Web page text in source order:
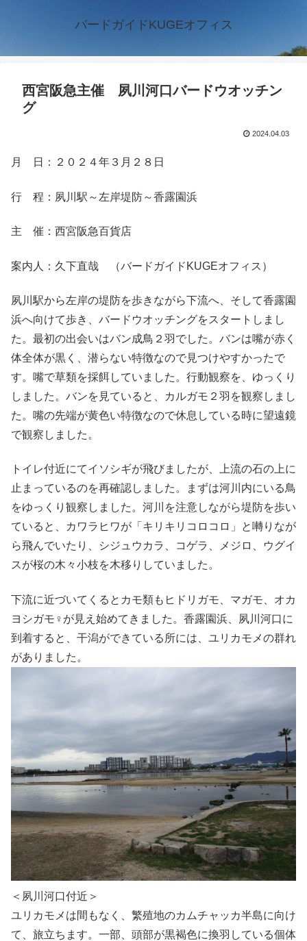
バードガイドKUGEオフィス
西宮阪急主催 夙川河口バードウオッチン
グ
2024.04.03
月 日：２０２４年３月２８日
行 程：夙川駅～左岸堤防～香露園浜
主 催：西宮阪急百貨店
案内人：久下直哉 （バードガイドKUGEオフィス）
夙川駅から左岸の堤防を歩きながら下流へ、そして香露園
浜へ向けて歩き、バードウオッチングをスタートしまし
た。最初の出会いはバン成鳥２羽でした。バンは嘴が赤く
体全体が黒く、潜らない特徴なので見つけやすかったで
す。嘴で草類を採餌していました。行動観察を、ゆっくり
しました。バンを見ていると、カルガモ２羽を観察しまし
た。嘴の先端が黄色い特徴なので休息している時に望遠鏡
で観察しました。
トイレ付近にてイソシギが飛びましたが、上流の石の上に
止まっているのを再確認しました。まずは河川内にいる鳥
をゆっくり観察しました。河川を注意しながら堤防を歩い
ていると、カワラヒワが「キリキリコロコロ」と囀りなが
ら飛んでいたり、シジュウカラ、コゲラ、メジロ、ウグイ
スが桜の木々小枝を木移りしていました。
下流に近づいてくるとカモ類もヒドリガモ、マガモ、オカ
ヨシガモ♀が見え始めてきました。香露園浜、夙川河口に
到着すると、干潟ができている所には、ユリカモメの群れ
がありました。
＜夙川河口付近＞
ユリカモメは間もなく、繁殖地のカムチャッカ半島に向け
て、旅立ちます。一部、頭部が黒褐色に換羽している個体